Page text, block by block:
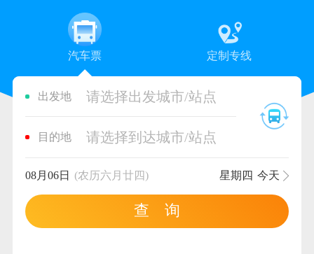
汽车票 定制专线
出发地 请选择出发城市/站点
目的地 请选择到达城市/站点
08月06日 (农历六月廿四) 星期四 今天
查 询